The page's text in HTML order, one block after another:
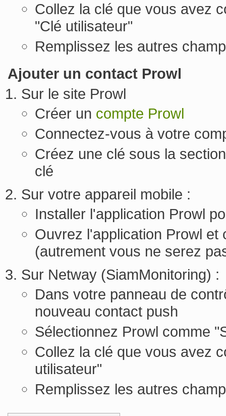
Collez la clé que vous avez
"Clé utilisateur"
Remplissez les autres
Ajouter un contact Prowl
Sur le site Prowl
Créer un compte Prowl
Connectez-vous à votre
Créez une clé sous la
clé
Sur votre appareil mobile :
Installer l'application Prowl
Ouvrez l'application Prowl
(autrement vous ne serez
Sur Netway (SiamMonitoring) :
Dans votre panneau de
nouveau contact push
Sélectionnez Prowl comme
Collez la clé que vous avez
utilisateur"
Remplissez les autres